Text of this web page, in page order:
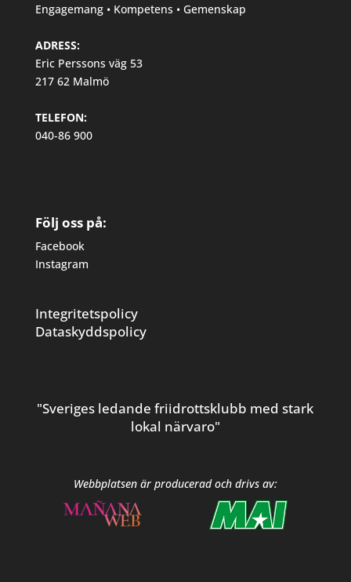
Engagemang • Kompetens • Gemenskap
ADRESS:
Eric Perssons väg 53
217 62 Malmö
TELEFON:
040-86 900
Följ oss på:
Facebook
Instagram
Integritetspolicy
Dataskyddspolicy
"Sveriges ledande friidrottsklubb med stark
lokal närvaro"
Webbplatsen är producerad och drivs av: